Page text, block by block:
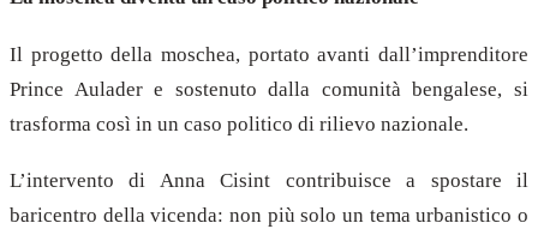
Il progetto della moschea, portato avanti dall’imprenditore
Prince Aulader e sostenuto dalla comunità bengalese, si
trasforma così in un caso politico di rilievo nazionale.
L’intervento di Anna Cisint contribuisce a spostare il
baricentro della vicenda: non più solo un tema urbanistico o